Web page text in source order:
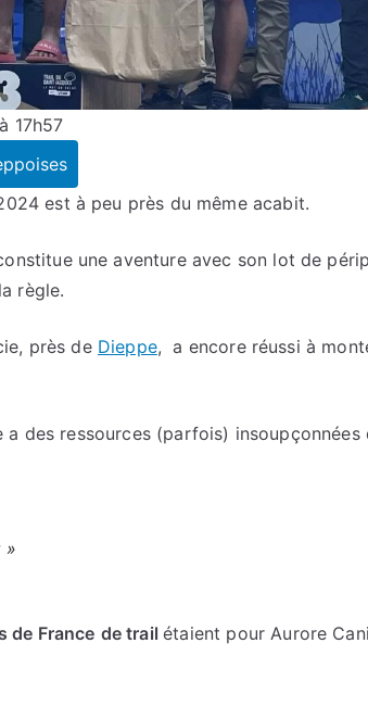
17h57
est à peu près du même acabit.
une aventure avec son lot de
règle.
près de Dieppe, a encore réussi à
a des ressources (parfois) insoupçonnées
»
de France de trailétaient pour Aurore